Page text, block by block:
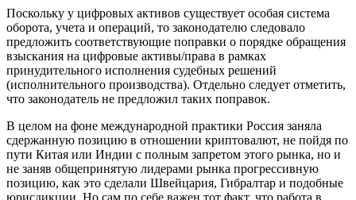
Поскольку у цифровых активов существует особая система
оборота, учета и операций, то законодателю следовало
предложить соответствующие поправки о порядке обращения
взыскания на цифровые активы/права в рамках
принудительного исполнения судебных решений
(исполнительного производства). Отдельно следует отметить,
что законодатель не предложил таких поправок.
В целом на фоне международной практики Россия заняла
сдержанную позицию в отношении криптовалют, не пойдя по
пути Китая или Индии с полным запретом этого рынка, но и
не заняв общепринятую лидерами рынка прогрессивную
позицию, как это сделали Швейцария, Гибралтар и подобные
юрисдикции. Но сам по себе важен тот факт, что работа в